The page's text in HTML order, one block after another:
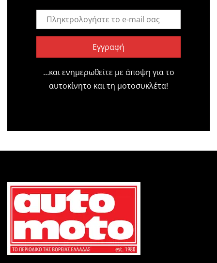
Εγγραφή
…και ενημερωθείτε με άποψη για το
αυτοκίνητο και τη μοτοσυκλέτα!